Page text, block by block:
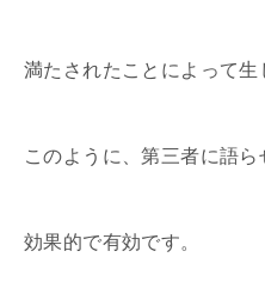
満たされたことによって生
このように、第三者に語
効果的で有効です。